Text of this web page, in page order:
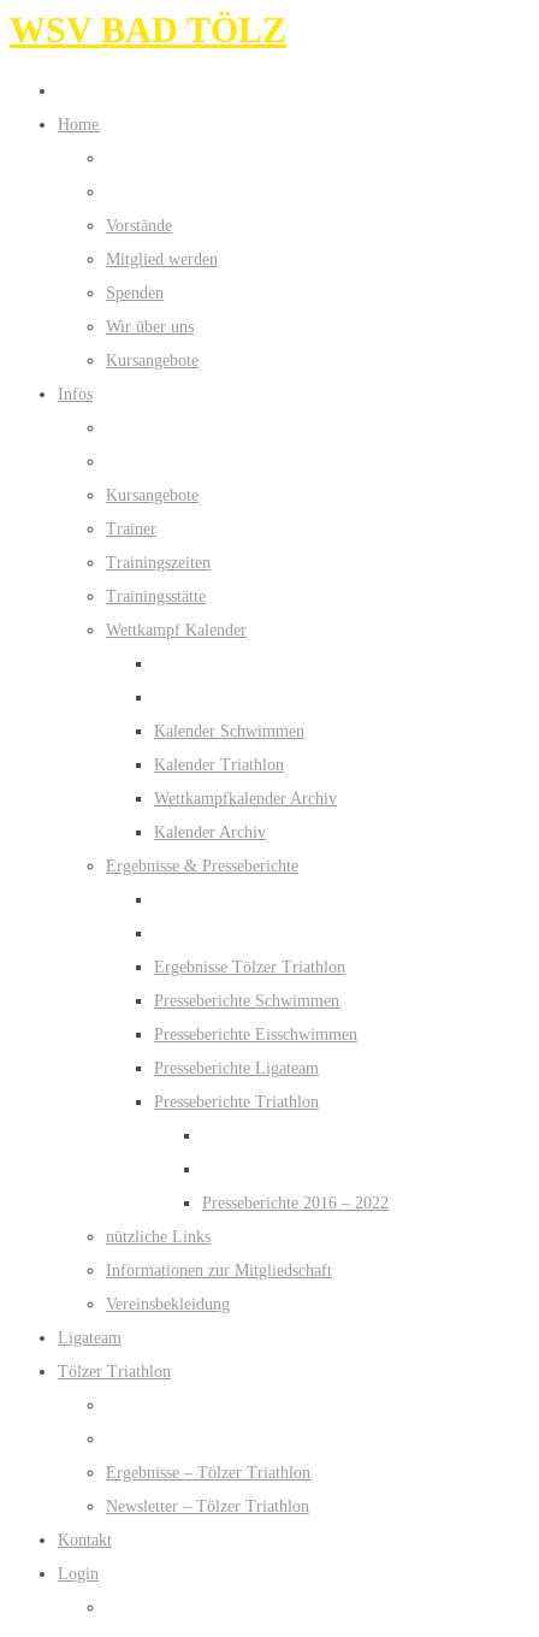
WSV BAD TÖLZ
Home
Vorstände
Mitglied werden
Spenden
Wir über uns
Kursangebote
Infos
Kursangebote
Trainer
Trainingszeiten
Trainingsstätte
Wettkampf Kalender
Kalender Schwimmen
Kalender Triathlon
Wettkampfkalender Archiv
Kalender Archiv
Ergebnisse & Presseberichte
Ergebnisse Tölzer Triathlon
Presseberichte Schwimmen
Presseberichte Eisschwimmen
Presseberichte Ligateam
Presseberichte Triathlon
Presseberichte 2016 – 2022
nützliche Links
Informationen zur Mitgliedschaft
Vereinsbekleidung
Ligateam
Tölzer Triathlon
Ergebnisse – Tölzer Triathlon
Newsletter – Tölzer Triathlon
Kontakt
Login